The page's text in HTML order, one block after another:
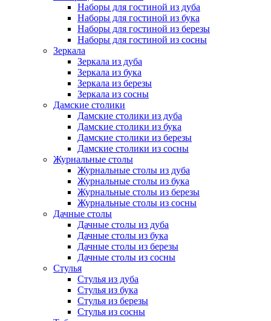
Наборы для гостиной из дуба
Наборы для гостиной из бука
Наборы для гостиной из березы
Наборы для гостиной из сосны
Зеркала
Зеркала из дуба
Зеркала из бука
Зеркала из березы
Зеркала из сосны
Дамские столики
Дамские столики из дуба
Дамские столики из бука
Дамские столики из березы
Дамские столики из сосны
Журнальные столы
Журнальные столы из дуба
Журнальные столы из бука
Журнальные столы из березы
Журнальные столы из сосны
Дачные столы
Дачные столы из дуба
Дачные столы из бука
Дачные столы из березы
Дачные столы из сосны
Стулья
Стулья из дуба
Стулья из бука
Стулья из березы
Стулья из сосны